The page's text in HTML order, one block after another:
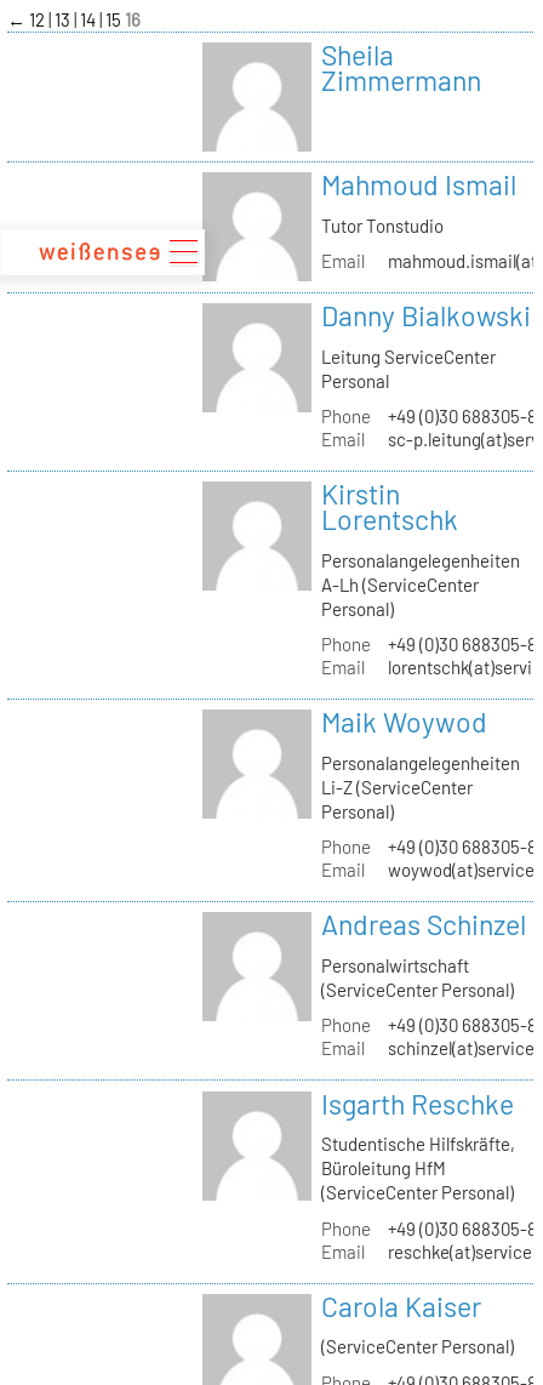
zum
Inhalt
← 12 13 14 15 16
Sheila
Zimmermann
Mahmoud Ismail
Tutor Tonstudio
Email
Danny Bialkowski
Leitung ServiceCenter
Personal
Phone
+49 (0)30 688305-
Email
sc-
Kirstin
Lorentschk
Personalangelegenheiten
A-Lh (ServiceCenter
Personal)
Phone
+49 (0)30 688305-
Email
Maik Woywod
Personalangelegenheiten
Li-Z (ServiceCenter
Personal)
Phone
+49 (0)30 688305-
Email
Andreas Schinzel
Personalwirtschaft
(ServiceCenter Personal)
Phone
+49 (0)30 688305-
Email
Isgarth Reschke
Studentische Hilfskräfte,
Büroleitung HfM
(ServiceCenter Personal)
Phone
+49 (0)30 688305-
Email
Carola Kaiser
(ServiceCenter Personal)